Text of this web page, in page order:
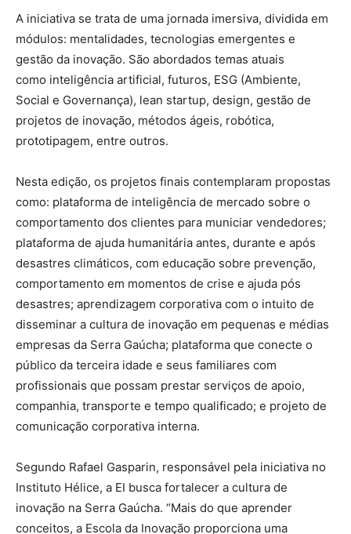
A iniciativa se trata de uma jornada imersiva, dividida em
módulos: mentalidades, tecnologias emergentes e
gestão da inovação. São abordados temas atuais
como inteligência artificial, futuros, ESG (Ambiente,
Social e Governança), lean startup, design, gestão de
projetos de inovação, métodos ágeis, robótica,
prototipagem, entre outros.
Nesta edição, os projetos finais contemplaram propostas
como: plataforma de inteligência de mercado sobre o
comportamento dos clientes para municiar vendedores;
plataforma de ajuda humanitária antes, durante e após
desastres climáticos, com educação sobre prevenção,
comportamento em momentos de crise e ajuda pós
desastres; aprendizagem corporativa com o intuito de
disseminar a cultura de inovação em pequenas e médias
empresas da Serra Gaúcha; plataforma que conecte o
público da terceira idade e seus familiares com
profissionais que possam prestar serviços de apoio,
companhia, transporte e tempo qualificado; e projeto de
comunicação corporativa interna.
Segundo Rafael Gasparin, responsável pela iniciativa no
Instituto Hélice, a EI busca fortalecer a cultura de
inovação na Serra Gaúcha. “Mais do que aprender
conceitos, a Escola da Inovação proporciona uma